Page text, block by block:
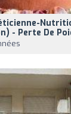
- Perte De